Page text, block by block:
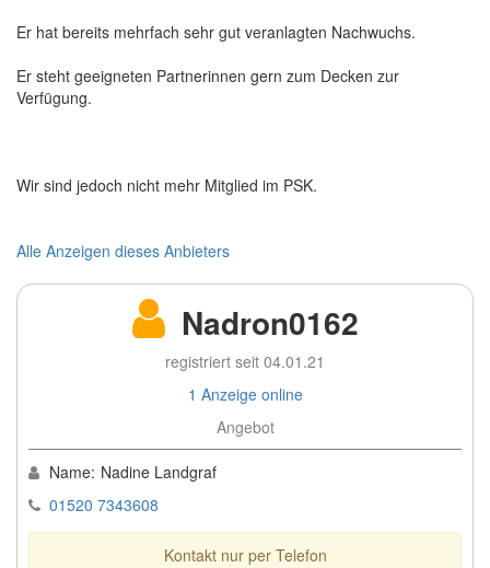
Er hat bereits mehrfach sehr gut veranlagten Nachwuchs.
Er steht geeigneten Partnerinnen gern zum Decken zur
Verfügung.
Wir sind jedoch nicht mehr Mitglied im PSK.
Alle Anzeigen dieses Anbieters
Nadron0162
registriert seit 04.01.21
1 Anzeige online
Angebot
Name: Nadine Landgraf
01520 7343608
Kontakt nur per Telefon